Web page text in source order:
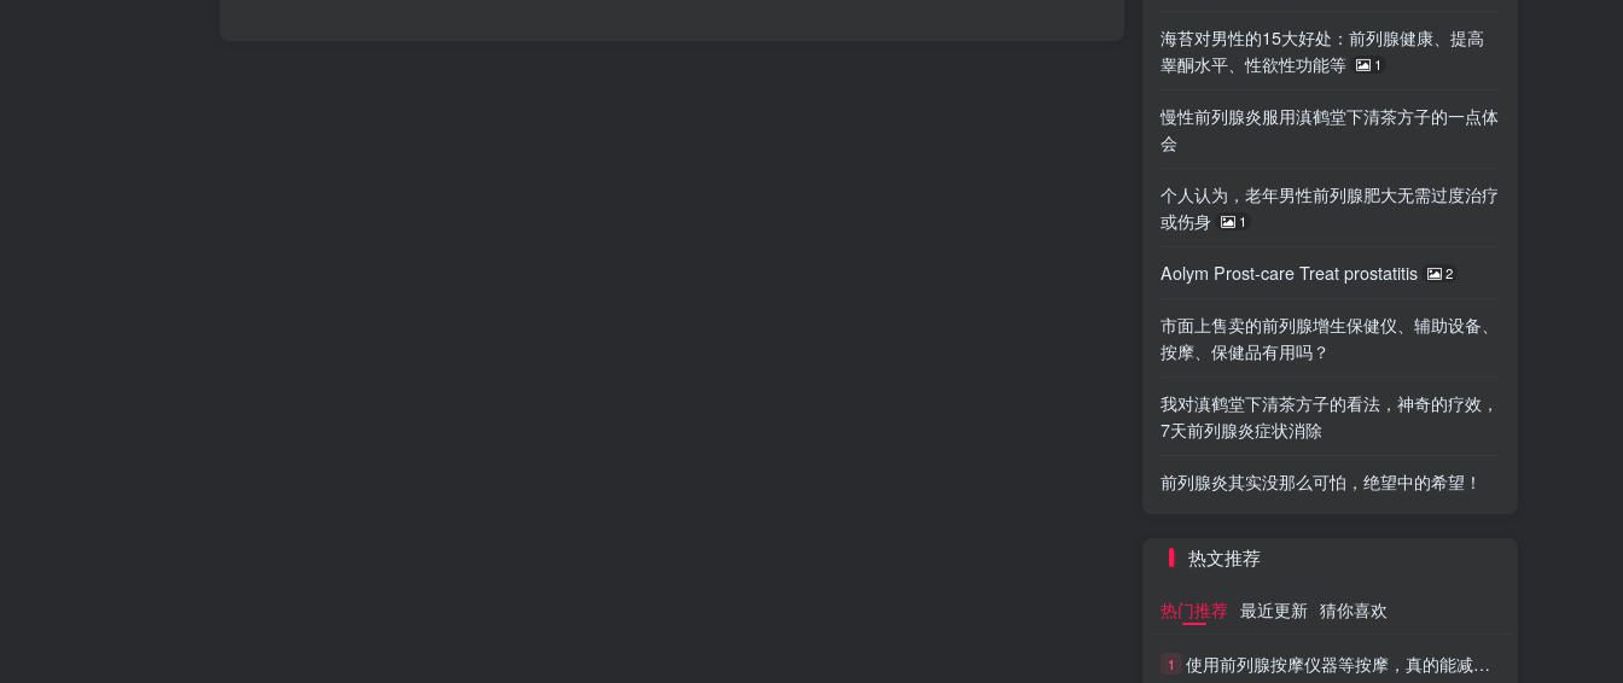
海苔对男性的15大好处：前列腺健康、提高
睾酮水平、性欲性功能等
1
慢性前列腺炎服用滇鹤堂下清茶方子的一点体
会
个人认为，老年男性前列腺肥大无需过度治疗
或伤身
1
Aolym Prost-care Treat prostatitis 2
市面上售卖的前列腺增生保健仪、辅助设备、
按摩、保健品有用吗？
我对滇鹤堂下清茶方子的看法，神奇的疗效，
7天前列腺炎症状消除
前列腺炎其实没那么可怕，绝望中的希望！
热文推荐
热门推荐 最近更新 猜你喜欢
1 使用前列腺按摩仪器等按摩，真的能减轻炎症疼痛吗？